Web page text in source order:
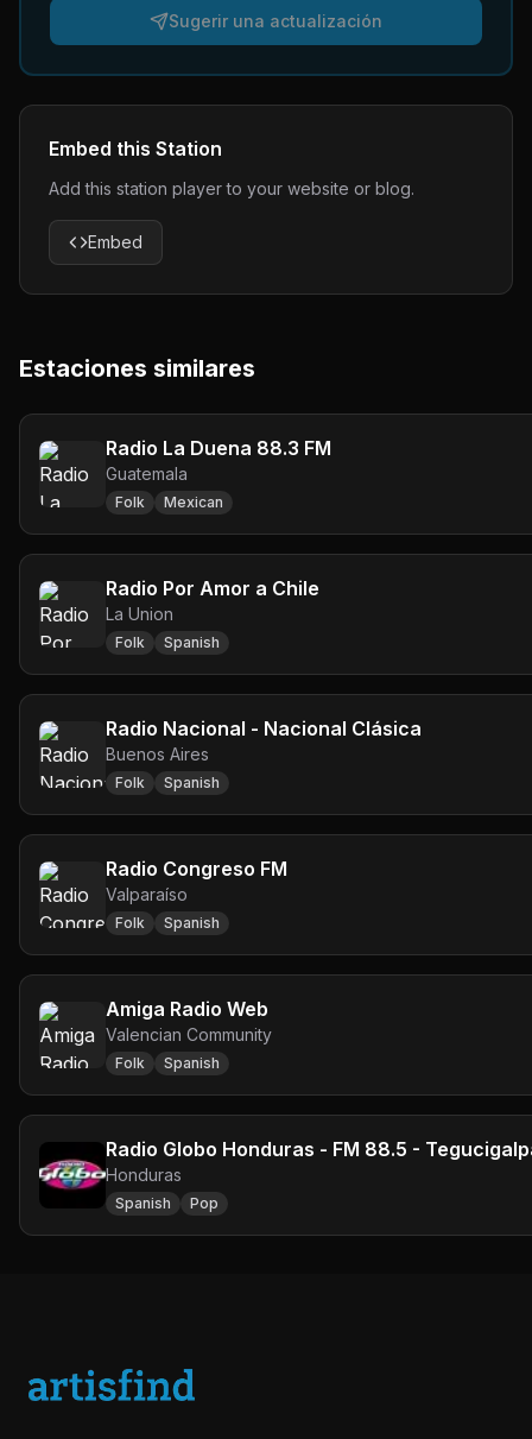
Sugerir una actualización
Embed this Station
Add this station player to your website or blog.
Embed
Estaciones similares
Radio La Duena 88.3 FM
Guatemala
Folk Mexican
Radio Por Amor a Chile
La Union
Folk Spanish
Radio Nacional - Nacional Clásica
Buenos Aires
Folk Spanish
Radio Congreso FM
Valparaíso
Folk Spanish
Amiga Radio Web
Valencian Community
Folk Spanish
Radio Globo Honduras - FM 88.5 -
Honduras
Spanish Pop